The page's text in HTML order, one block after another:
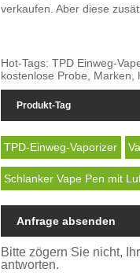
verkaufen. Aber diese
Hot-Tags: TPD Einweg-
kostenlose Probe, Marken,
Produkt-Tag
TPD-Einweg-Vaporizer
Schlanker Vape Pen mit
Anfrage absenden
Bitte zögern Sie nicht,
antworten.